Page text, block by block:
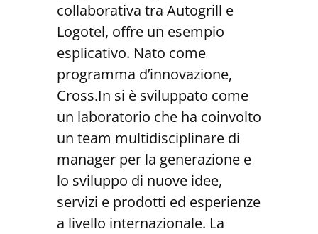
collaborativa tra Autogrill e
Logotel, offre un esempio
esplicativo. Nato come
programma d’innovazione,
Cross.In si è sviluppato come
un laboratorio che ha coinvolto
un team multidisciplinare di
manager per la generazione e
lo sviluppo di nuove idee,
servizi e prodotti ed esperienze
a livello internazionale. La